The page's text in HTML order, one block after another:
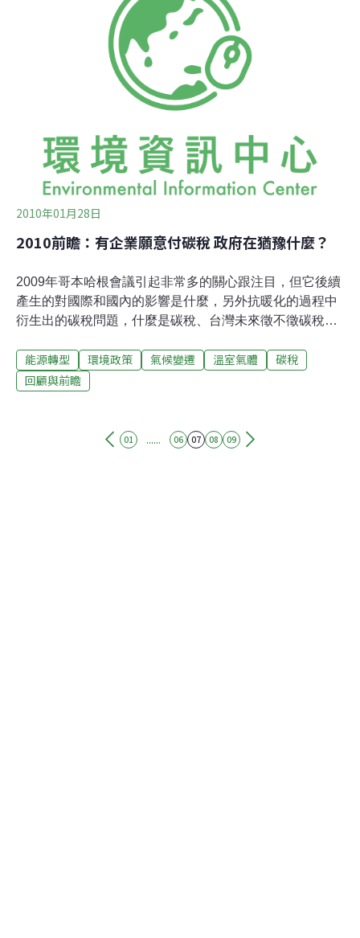
證據皆指向人類活動為暖化主要原因，也因此有人稱韓森
為暖化學之祖 (Grandfather of Global Warming)。但他於
演講時提到，在那兩年出席聽證會後，他發現他只想專注
於科學研究，而不想成為公眾焦點，因此後來的15年，他
在公眾議題上保持沉默。直到2004年，他認為美國政府在
暖化議題上完全沒有貢獻，因此決定重出江湖，盡量客觀
認為這點十分重要，因為如果科學家不挺
2010年01月28日
2010前瞻：有企業願意付碳稅 政府在猶豫什麼？
2009年哥本哈根會議引起非常多的關心跟注目，但它後續
產生的對國際和國內的影響是什麼，另外抗暖化的過程中
衍生出的碳稅問題，什麼是碳稅、台灣未來徵不徵碳稅
我們未來到底有何關連？低碳生活部落格主編張楊乾：
2009年的哥本哈根氣候談判，其實本來想談出一個新的協
協定，兩個階段」。也就是先做出個政治上的決定，後續
能源轉型 環境政策 氣候變遷 溫室氣體
碳稅
回顧與前瞻
01 ...... 06 07 08 09